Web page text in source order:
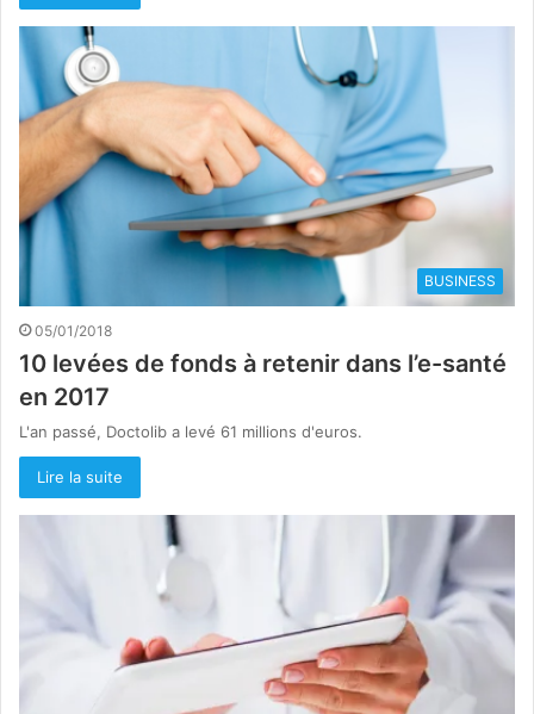
BUSINESS
05/01/2018
10 levées de fonds à retenir dans l’e-santé
en 2017
L'an passé, Doctolib a levé 61 millions d'euros.
Lire la suite